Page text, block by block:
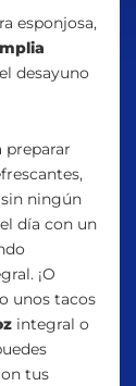
esponjosa,
desayuno
preparar
ningún
día con un
¡O
unos tacos
integral o
tus